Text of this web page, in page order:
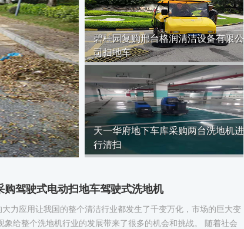
碧桂园复购邢台格润清洁设备有限公
司扫地车
天一华府地下车库采购两台洗地机进
行清扫
购驾驶式电动扫地车驾驶式洗地机
力应用让我国的整个清洁行业都发生了千变万化，市场的巨大变
象给整个洗地机行业的发展带来了很多的机会和挑战。 随着社会